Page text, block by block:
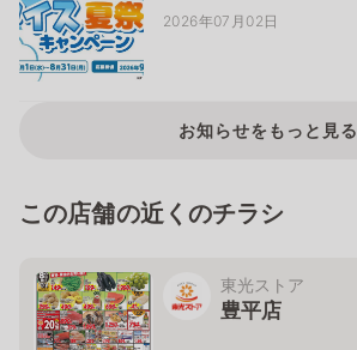
2026年07月02日
お知らせをもっと見る
この店舗の近くのチラシ
東光ストア
豊平店